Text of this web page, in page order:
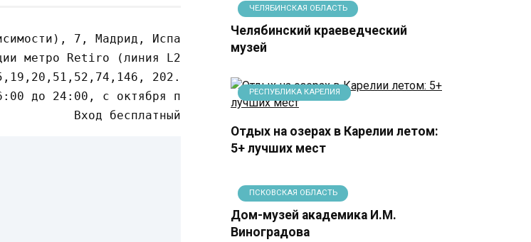
7, Мадрид, Испания.
метро Retiro (линия L2) и Ibiza (линия L9),
202.
до 24:00, с октября по март ежедневно с 6:00 до 22:00.
Вход бесплатный
ЧЕЛЯБИНСКАЯ ОБЛАСТЬ
Челябинский краеведческий
музей
РЕСПУБЛИКА КАРЕЛИЯ
Отдых на озерах в Карелии летом:
5+ лучших мест
ПСКОВСКАЯ ОБЛАСТЬ
Дом-музей академика И.М.
Виноградова